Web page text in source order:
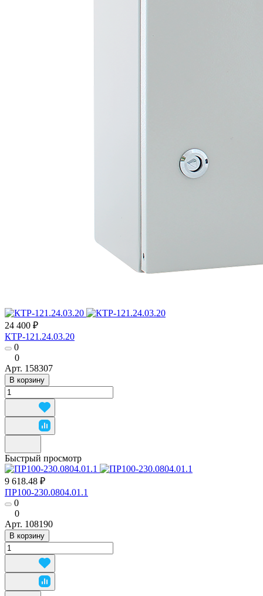
24 400 ₽
КТР-121.24.03.20
0
0
Арт. 158307
В корзину
Быстрый просмотр
9 618.48 ₽
ПР100-230.0804.01.1
0
0
Арт. 108190
В корзину